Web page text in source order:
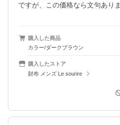
ですが、この価格なら文句ありま
購入した商品
カラー/ダークブラウン
購入したストア
財布 メンズ Le sourire